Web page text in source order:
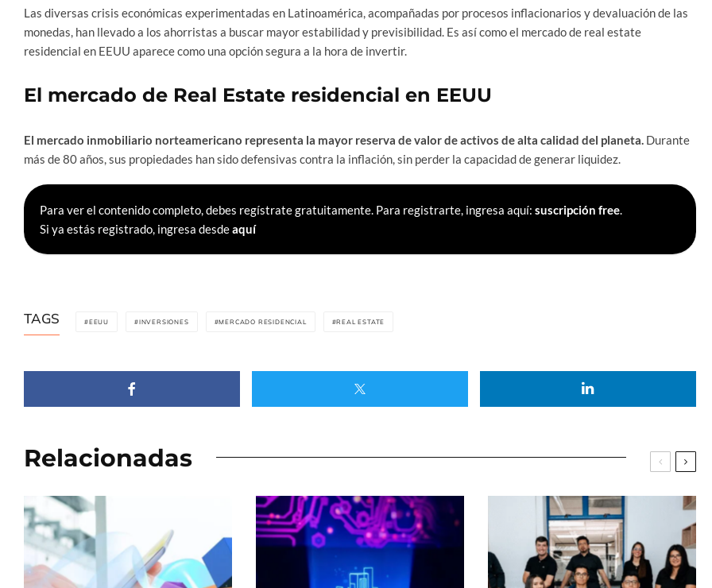
Las diversas crisis económicas experimentadas en Latinoamérica, acompañadas por procesos inflacionarios y devaluación de las
monedas, han llevado a los ahorristas a buscar mayor estabilidad y previsibilidad. Es así como el mercado de real estate
residencial en EEUU aparece como una opción segura a la hora de invertir.
El mercado de Real Estate residencial en EEUU
El mercado inmobiliario norteamericano representa la mayor reserva de valor de activos de alta calidad del planeta. Durante
más de 80 años, sus propiedades han sido defensivas contra la inflación, sin perder la capacidad de generar liquidez.
Para ver el contenido completo, debes regístrate gratuitamente. Para registrarte, ingresa aquí: suscripción free.
Si ya estás registrado, ingresa desdeaquí
TAGS EEUU INVERSIONES MERCADO RESIDENCIAL REAL ESTATE
Relacionadas